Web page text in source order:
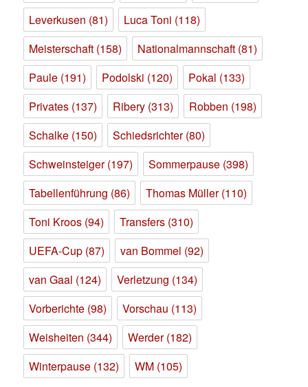
Leverkusen (81) Luca Toni (118)
Meisterschaft (158) Nationalmannschaft (81)
Paule (191) Podolski (120) Pokal (133)
Privates (137) Ribery (313) Robben (198)
Schalke (150) Schiedsrichter(80)
Schweinsteiger(197) Sommerpause (398)
Tabellenführung (86) Thomas Müller(110)
Toni Kroos (94) Transfers (310)
UEFA-Cup (87) van Bommel (92)
van Gaal (124) Verletzung (134)
Vorberichte (98) Vorschau (113)
Weisheiten (344) Werder(182)
Winterpause (132) WM (105)